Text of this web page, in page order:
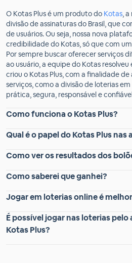
O Kotas Plus é um produto do Kotas,
divisão de assinaturas do Brasil, que
de usuários. Ou seja, nossa nova
credibilidade do Kotas, só que com um
Por sempre buscar oferecer serviços
ao usuário, a equipe do Kotas
criou o Kotas Plus, com a finalidade
serviços, como a divisão de loterias
prática, segura, responsável e
Como funciona o Kotas Plus?
Qual é o papel do Kotas Plus nas
Como ver os resultados dos
Como saberei que ganhei?
Jogar em loterias online é
É possível jogar nas loterias
Kotas Plus?